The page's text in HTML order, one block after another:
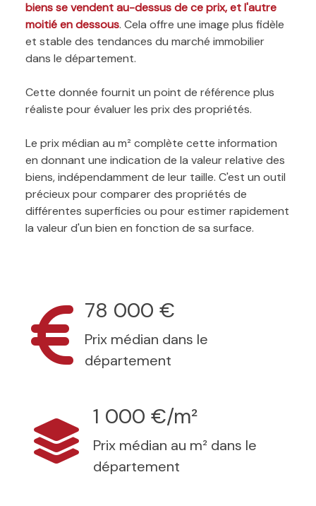
biens se vendent au-dessus de ce prix, et l'autre
moitié en dessous. Cela offre une image plus fidèle
et stable des tendances du marché immobilier
dans le département.
Cette donnée fournit un point de référence plus
réaliste pour évaluer les prix des propriétés.
Le prix médian au m² complète cette information
en donnant une indication de la valeur relative des
biens, indépendamment de leur taille. C'est un outil
précieux pour comparer des propriétés de
différentes superficies ou pour estimer rapidement
la valeur d'un bien en fonction de sa surface.
78 000 €
Prix médian dans le
département
1 000 €/m²
Prix médian au m² dans le
département